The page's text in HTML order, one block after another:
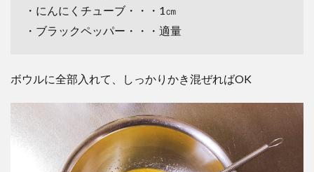
・にんにくチューブ・・・1㎝
・ブラックペッパー・・・適量
ボウルに全部入れて、しっかりかき混ぜればOK